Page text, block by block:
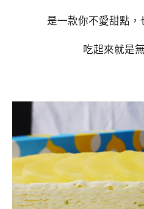
是一款你不愛甜點
吃起來就是